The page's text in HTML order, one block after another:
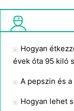
Hogyan
évek óta 95 kiló
A pepszin és
Hogyan lehet